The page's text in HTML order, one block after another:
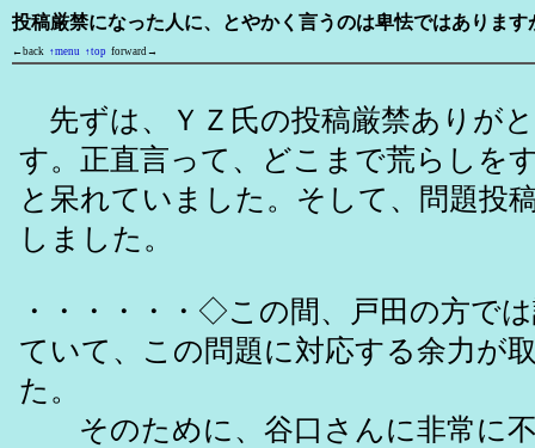
投稿厳禁になった人に、とやかく言うのは卑怯ではあります
←back ↑menu ↑top forward→
先ずは、ＹＺ氏の投稿厳禁ありが
す。正直言って、どこまで荒らしを
と呆れていました。そして、問題投
しました。
・・・・・・◇この間、戸田の方で
ていて、この問題に対応する余力
た。
そのために、谷口さんに非常に不